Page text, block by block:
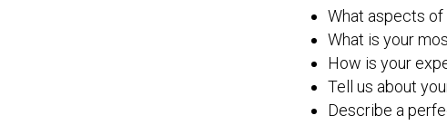
What aspects
What is your
How is your
Tell us about
Describe a